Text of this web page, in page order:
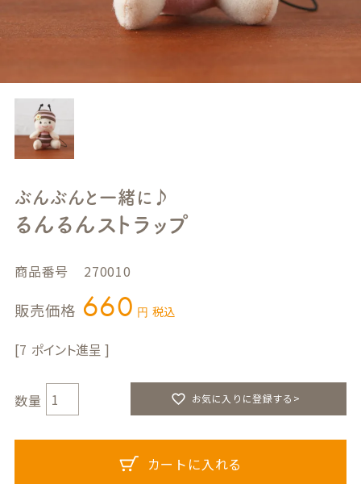
ぶんぶんと一緒に♪
るんるんストラップ
商品番号 270010
販売価格 660 税込
7
お気に入りに登録する>
カートに入れる